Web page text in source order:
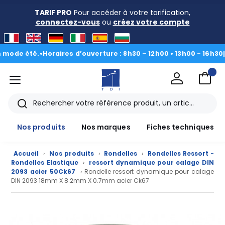
TARIF PRO Pour accéder à votre tarification,
connectez-vousou créez votre compte
•Horaires d’ouverture : 8h30 – 12h00 • 13h00 - 16h30 |Du 3
menu
Rechercher
Nos produits
Nos marques Fiches techniques
Accueil › Nos produits › Rondelles › Rondelles Ressort -
Rondelles Elastique
› ressort dynamique pour calage DIN
2093 acier 50Ck67
› Rondelle ressort dynamique pour calage
DIN 2093 18mm X 8.2mm X 0.7mm acier Ck67